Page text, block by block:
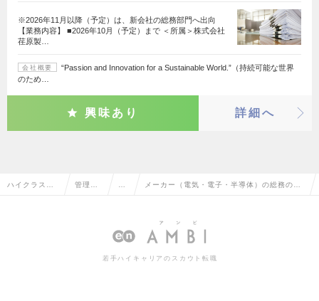
※2026年11月以降（予定）は、新会社の総務部門へ出向
【業務内容】 ■2026年10月（予定）まで ＜所属＞株式会社
荏原製…
会社概要
“Passion and Innovation for a Sustainable World.”（持続可能な世界
のため…
興味あり 詳細へ
ハイクラス求 管理部 メーカー（電気・電子・半導体）の総務の転
若手ハイキャリアのスカウト転職